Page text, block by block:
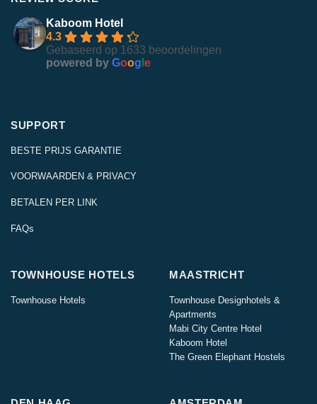
Kaboom Hotel
4.3
Gebaseerd op 1633 beoordelingen
powered by Goog e
SUPPORT
BESTE PRIJS GARANTIE
VOORWAARDEN & PRIVACY
BETALEN PER LINK
FAQs
TOWNHOUSE HOTELS
Townhouse Hotels
MAASTRICHT
Townhouse Designhotels &
Apartments
Mabi City Centre Hotel
Kaboom Hotel
The Green Elephant Hostels